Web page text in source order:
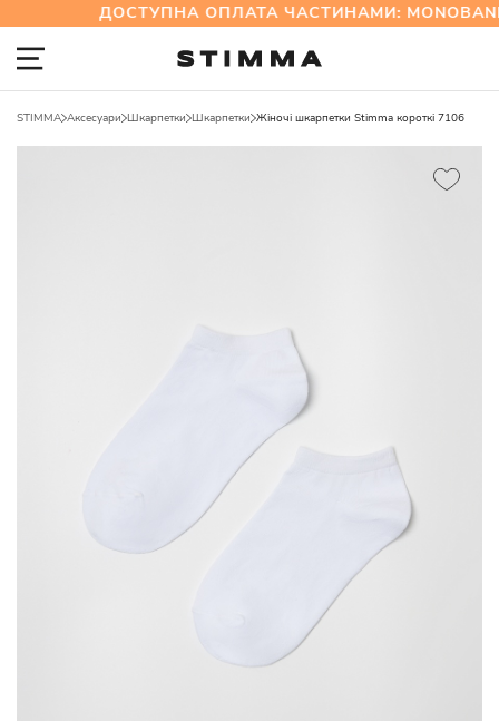
ДОСТУПНА ОПЛАТА ЧАСТИНАМИ:
STIMMA Аксесуари Шкарпетки Шкарпетки Жіночі шкарпетки Stimma короткі 7106